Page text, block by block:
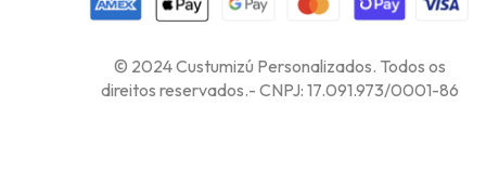
© 2024 Custumizú Personalizados. Todos os
direitos reservados.- CNPJ: 17.091.973/0001-86